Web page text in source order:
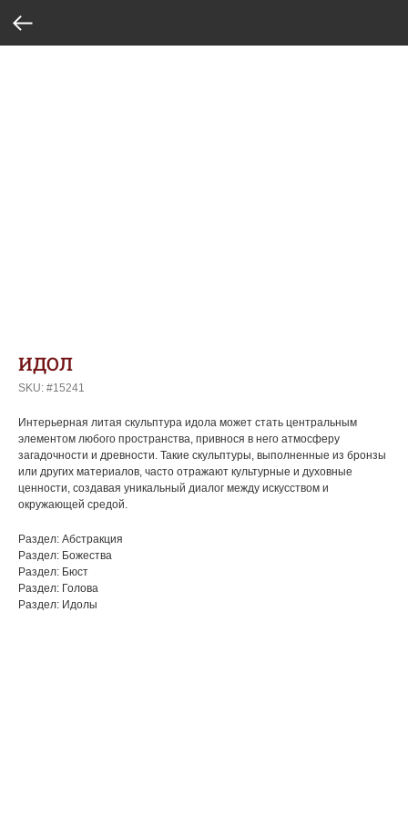
ИДОЛ
SKU: #15241
Интерьерная литая скульптура идола может стать центральным
элементом любого пространства, привнося в него атмосферу
загадочности и древности. Такие скульптуры, выполненные из бронзы
или других материалов, часто отражают культурные и духовные
ценности, создавая уникальный диалог между искусством и
окружающей средой.
Раздел: Абстракция
Раздел: Божества
Раздел: Бюст
Раздел: Голова
Раздел: Идолы